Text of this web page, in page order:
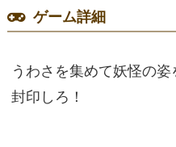
ゲーム詳細
うわさを集めて妖怪の
封印しろ！